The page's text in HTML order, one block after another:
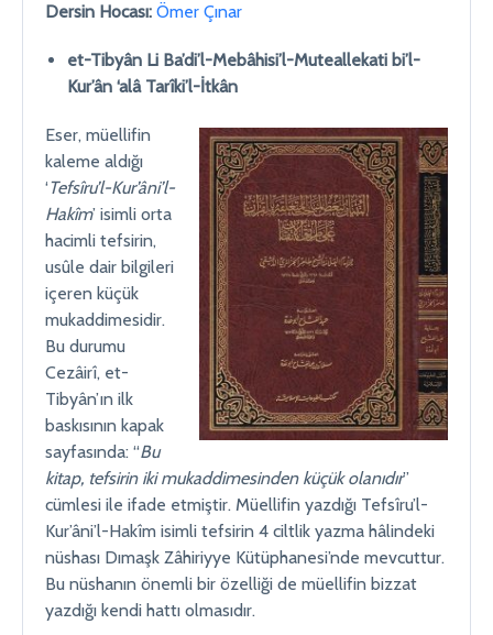
Dersin Hocası: Ömer Çınar
et-Tibyân Li Ba’di’l-Mebâhisi’l-Muteallekati bi’l-
Kur’ân ‘alâ Tarîki’l-İtkân
Eser, müellifin
kaleme aldığı
‘Tefsîru’l-Kur’âni’l-
Hakîm’ isimli orta
hacimli tefsirin,
usûle dair bilgileri
içeren küçük
mukaddimesidir.
Bu durumu
Cezâirî, et-
Tibyân’ın ilk
baskısının kapak
sayfasında: “Bu
kitap, tefsirin iki mukaddimesinden küçük olanıdır”
cümlesi ile ifade etmiştir. Müellifin yazdığı Tefsîru’l-
Kur’âni’l-Hakîm isimli tefsirin 4 ciltlik yazma hâlindeki
nüshası Dımaşk Zâhiriyye Kütüphanesi’nde mevcuttur.
Bu nüshanın önemli bir özelliği de müellifin bizzat
yazdığı kendi hattı olmasıdır.